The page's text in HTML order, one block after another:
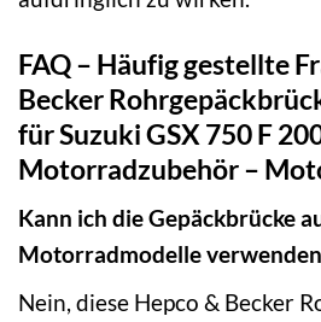
FAQ – Häufig gestellte
Becker
für Suzuki GSX 750 F
Motorradzubehör –
Kann ich die Gepäckbrücke
Motorradmodelle
Nein, diese Hepco & Becker